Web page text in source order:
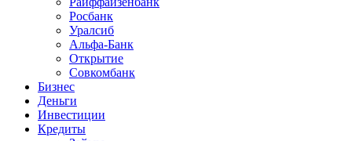
Росбанк
Уралсиб
Альфа-Банк
Открытие
Совкомбанк
Бизнес
Деньги
Инвестиции
Кредиты